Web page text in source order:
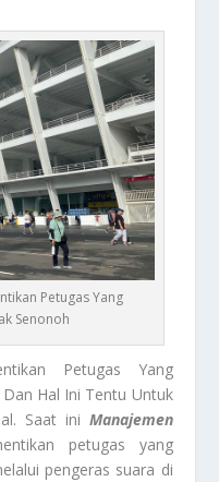
Petugas Yang
Senonoh
Petugas Yang
Hal Ini Tentu Untuk
Saat ini Manajemen
petugas yang
pengeras suara di